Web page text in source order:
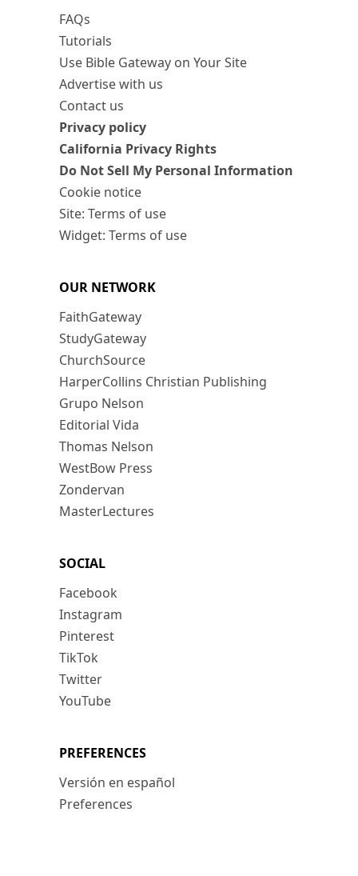
FAQs
Tutorials
Use Bible Gateway on Your Site
Advertise with us
Contact us
Privacy policy
California Privacy Rights
Do Not Sell My Personal Information
Cookie notice
Site: Terms of use
Widget: Terms of use
OUR NETWORK
FaithGateway
StudyGateway
ChurchSource
HarperCollins Christian Publishing
Grupo Nelson
Editorial Vida
Thomas Nelson
WestBow Press
Zondervan
MasterLectures
SOCIAL
Facebook
Instagram
Pinterest
TikTok
Twitter
YouTube
PREFERENCES
Versión en español
Preferences